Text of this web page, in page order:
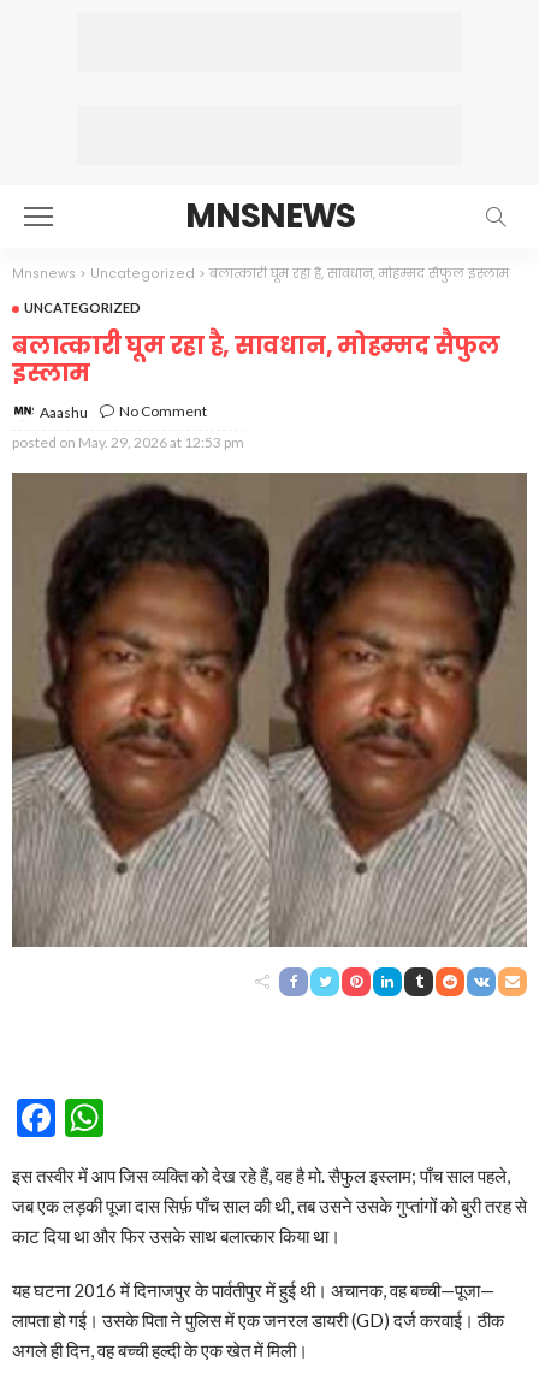
MNSNEWS
Mnsnews > Uncategorized >बलात्कारी घूम रहा है, सावधान, मोहम्मद सैफुल इस्लाम
UNCATEGORIZED
बलात्कारी घूम रहा है, सावधान, मोहम्मद सैफुल
इस्लाम
Aaashu
No Comment
posted on May. 29, 2026 at 12:53 pm
Facebook
इस तस्वीर में आप जिस व्यक्ति को देख रहे हैं, वह है मो. सैफुल इस्लाम; पाँच साल पहले,
जब एक लड़की पूजा दास सिर्फ़ पाँच साल की थी, तब उसने उसके गुप्तांगों को बुरी तरह से
काट दिया था और फिर उसके साथ बलात्कार किया था।
यह घटना 2016 में दिनाजपुर के पार्वतीपुर में हुई थी। अचानक, वह बच्ची—पूजा—
लापता हो गई। उसके पिता ने पुलिस में एक जनरल डायरी (GD) दर्ज करवाई। ठीक
अगले ही दिन, वह बच्ची हल्दी के एक खेत में मिली।